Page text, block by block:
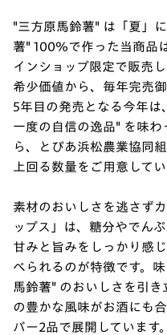
"三方原馬鈴薯" は「夏」
薯" 100％で作った当商品
インショップ限定で販売
希少価値から、毎年完売
5年目の発売となる今年は
一度の自信の逸品" を味わ
ら、とぴあ浜松農業協同
上回る数量をご用意してい
素材のおいしさを逃さず
ップス」は、糖分やでん
甘みと旨みをしっかり感
べられるのが特徴です。
馬鈴薯" のおいしさを引き
の豊かな風味がお酒にも
バー2品で展開しています